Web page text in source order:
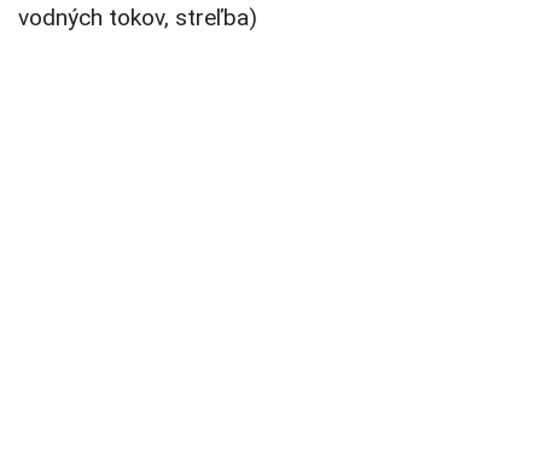
vodných tokov, streľba)